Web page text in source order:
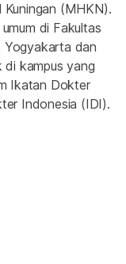
(MHKN).
di Fakultas
Yogyakarta dan
di kampus yang
Ikatan Dokter
Indonesia (IDI).